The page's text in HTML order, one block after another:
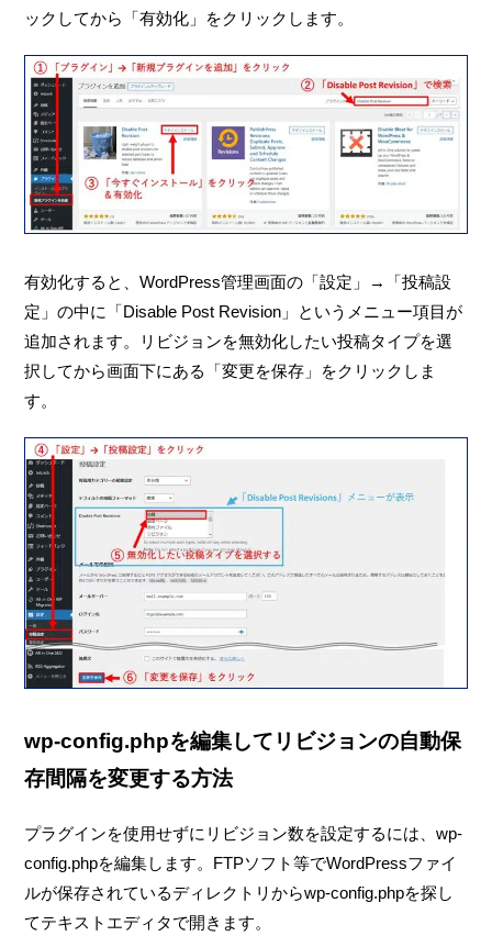
ックしてから「有効化」をクリックします。
有効化すると、WordPress管理画面の「設定」→「投稿設
定」の中に「Disable Post Revision」というメニュー項目が
追加されます。リビジョンを無効化したい投稿タイプを選
択してから画面下にある「変更を保存」をクリックしま
す。
wp-config.phpを編集してリビジョンの自動保
存間隔を変更する方法
プラグインを使用せずにリビジョン数を設定するには、wp-
config.phpを編集します。FTPソフト等でWordPressファイ
ルが保存されているディレクトリからwp-config.phpを探し
てテキストエディタで開きます。